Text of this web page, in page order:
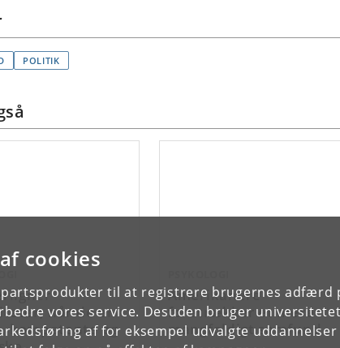
cookies
til at registrere brugernes adfærd
vores service. Desuden bruger universitetet
af for eksempel udvalgte
POLITIK
når de er
kompetente og
Amerikanere
foretrækker et mere
mangfoldigt samfund